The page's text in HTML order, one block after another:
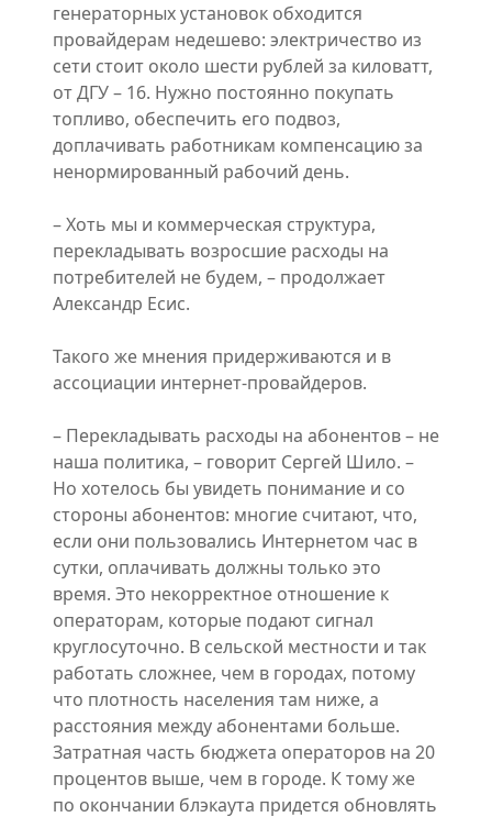
генераторных установок обходится
провайдерам недешево: электричество из
сети стоит около шести рублей за киловатт,
от ДГУ – 16. Нужно постоянно покупать
топливо, обеспечить его подвоз,
доплачивать работникам компенсацию за
ненормированный рабочий день.
– Хоть мы и коммерческая структура,
перекладывать возросшие расходы на
потребителей не будем, – продолжает
Александр Есис.
Такого же мнения придерживаются и в
ассоциации интернет-провайдеров.
– Перекладывать расходы на абонентов – не
наша политика, – говорит Сергей Шило. –
Но хотелось бы увидеть понимание и со
стороны абонентов: многие считают, что,
если они пользовались Интернетом час в
сутки, оплачивать должны только это
время. Это некорректное отношение к
операторам, которые подают сигнал
круглосуточно. В сельской местности и так
работать сложнее, чем в городах, потому
что плотность населения там ниже, а
расстояния между абонентами больше.
Затратная часть бюджета операторов на 20
процентов выше, чем в городе. К тому же
по окончании блэкаута придется обновлять